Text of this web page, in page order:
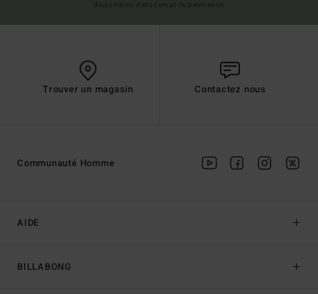
Trouver un magasin Contactez nous
AIDE
BILLABONG
Communauté Homme